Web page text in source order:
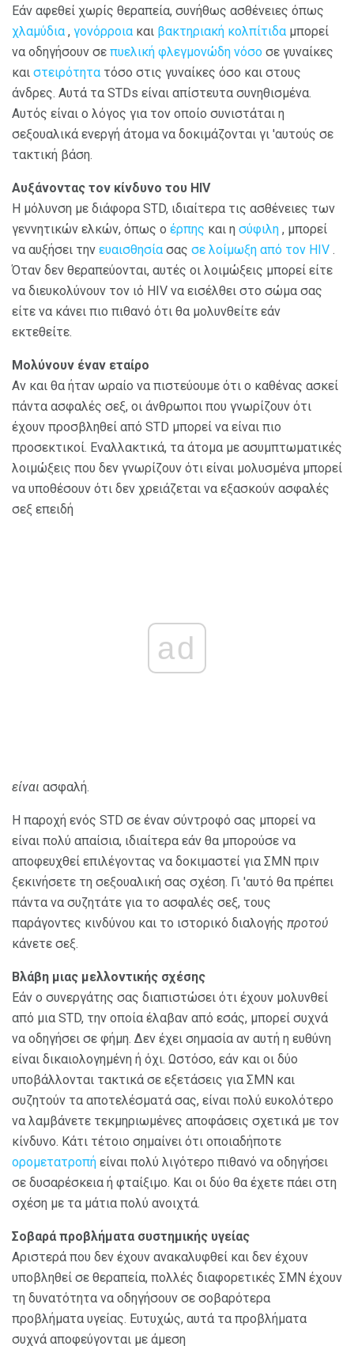
Εάν αφεθεί χωρίς θεραπεία, συνήθως ασθένειες όπως
χλαμύδια , γονόρροια και βακτηριακή κολπίτιδα μπορεί
να οδηγήσουν σε πυελική φλεγμονώδη νόσο σε γυναίκες
και στειρότητα τόσο στις γυναίκες όσο και στους
άνδρες. Αυτά τα STDs είναι απίστευτα συνηθισμένα.
Αυτός είναι ο λόγος για τον οποίο συνιστάται η
σεξουαλικά ενεργή άτομα να δοκιμάζονται γι 'αυτούς σε
τακτική βάση.
Αυξάνοντας τον κίνδυνο του HIV
Η μόλυνση με διάφορα STD, ιδιαίτερα τις ασθένειες των
γεννητικών ελκών, όπως ο έρπης και η σύφιλη , μπορεί
να αυξήσει την ευαισθησία σας σε λοίμωξη από τον HIV .
Όταν δεν θεραπεύονται, αυτές οι λοιμώξεις μπορεί είτε
να διευκολύνουν τον ιό HIV να εισέλθει στο σώμα σας
είτε να κάνει πιο πιθανό ότι θα μολυνθείτε εάν
εκτεθείτε.
Μολύνουν έναν εταίρο
Αν και θα ήταν ωραίο να πιστεύουμε ότι ο καθένας ασκεί
πάντα ασφαλές σεξ, οι άνθρωποι που γνωρίζουν ότι
έχουν προσβληθεί από STD μπορεί να είναι πιο
προσεκτικοί. Εναλλακτικά, τα άτομα με ασυμπτωματικές
λοιμώξεις που δεν γνωρίζουν ότι είναι μολυσμένα μπορεί
να υποθέσουν ότι δεν χρειάζεται να εξασκούν ασφαλές
σεξ επειδή
ad
είναι ασφαλή.
Η παροχή ενός STD σε έναν σύντροφό σας μπορεί να
είναι πολύ απαίσια, ιδιαίτερα εάν θα μπορούσε να
αποφευχθεί επιλέγοντας να δοκιμαστεί για ΣΜΝ πριν
ξεκινήσετε τη σεξουαλική σας σχέση. Γι 'αυτό θα πρέπει
πάντα να συζητάτε για το ασφαλές σεξ, τους
παράγοντες κινδύνου και το ιστορικό διαλογής προτού
κάνετε σεξ.
Βλάβη μιας μελλοντικής σχέσης
Εάν ο συνεργάτης σας διαπιστώσει ότι έχουν μολυνθεί
από μια STD, την οποία έλαβαν από εσάς, μπορεί συχνά
να οδηγήσει σε φήμη. Δεν έχει σημασία αν αυτή η ευθύνη
είναι δικαιολογημένη ή όχι. Ωστόσο, εάν και οι δύο
υποβάλλονται τακτικά σε εξετάσεις για ΣΜΝ και
συζητούν τα αποτελέσματά σας, είναι πολύ ευκολότερο
να λαμβάνετε τεκμηριωμένες αποφάσεις σχετικά με τον
κίνδυνο. Κάτι τέτοιο σημαίνει ότι οποιαδήποτε
ορομετατροπή είναι πολύ λιγότερο πιθανό να οδηγήσει
σε δυσαρέσκεια ή φταίξιμο. Και οι δύο θα έχετε πάει στη
σχέση με τα μάτια πολύ ανοιχτά.
Σοβαρά προβλήματα συστημικής υγείας
Αριστερά που δεν έχουν ανακαλυφθεί και δεν έχουν
υποβληθεί σε θεραπεία, πολλές διαφορετικές ΣΜΝ έχουν
τη δυνατότητα να οδηγήσουν σε σοβαρότερα
προβλήματα υγείας. Ευτυχώς, αυτά τα προβλήματα
συχνά αποφεύγονται με άμεση